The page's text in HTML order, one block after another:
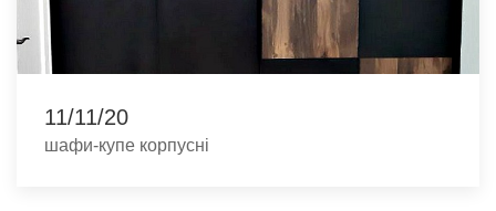
11/11/20
шафи-купе корпусні